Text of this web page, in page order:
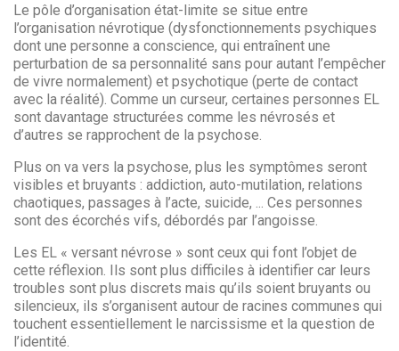
Le pôle d’organisation état-limite se situe entre
l’organisation névrotique (dysfonctionnements psychiques
dont une personne a conscience, qui entraînent une
perturbation de sa personnalité sans pour autant l’empêcher
de vivre normalement) et psychotique (perte de contact
avec la réalité). Comme un curseur, certaines personnes EL
sont davantage structurées comme les névrosés et
d’autres se rapprochent de la psychose.
Plus on va vers la psychose, plus les symptômes seront
visibles et bruyants : addiction, auto-mutilation, relations
chaotiques, passages à l’acte, suicide, ... Ces personnes
sont des écorchés vifs, débordés par l’angoisse.
Les EL « versant névrose » sont ceux qui font l’objet de
cette réflexion. Ils sont plus difficiles à identifier car leurs
troubles sont plus discrets mais qu’ils soient bruyants ou
silencieux, ils s’organisent autour de racines communes qui
touchent essentiellement le narcissisme et la question de
l’identité.